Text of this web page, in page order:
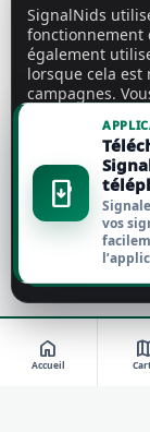
home
Accueil
install_mobile
vos
SignalNids
fonctionnement
également
lorsque cela est
campagnes.